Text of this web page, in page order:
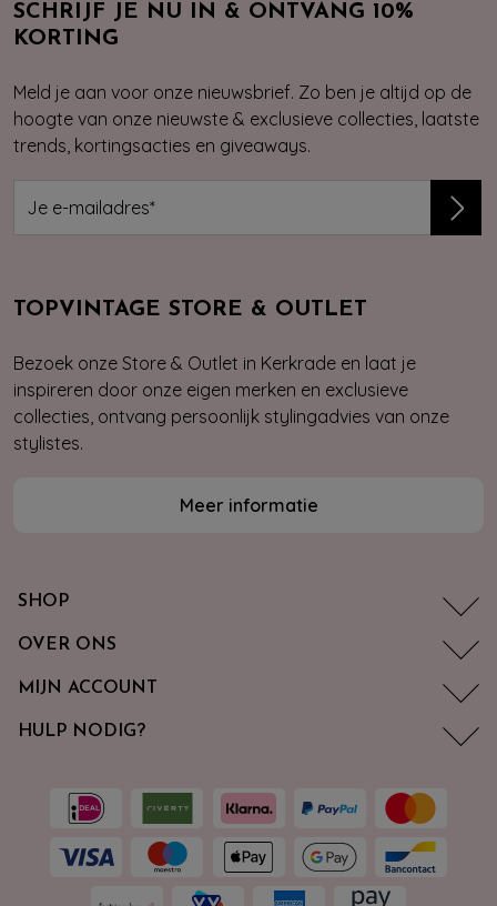
SCHRIJF JE NU IN & ONTVANG 10%
KORTING
Meld je aan voor onze nieuwsbrief. Zo ben je altijd op de
hoogte van onze nieuwste & exclusieve collecties, laatste
trends, kortingsacties en giveaways.
TOPVINTAGE STORE & OUTLET
Bezoek onze Store & Outlet in Kerkrade en laat je
inspireren door onze eigen merken en exclusieve
collecties, ontvang persoonlijk stylingadvies van onze
stylistes.
Meer informatie
SHOP
OVER ONS
MIJN ACCOUNT
HULP NODIG?